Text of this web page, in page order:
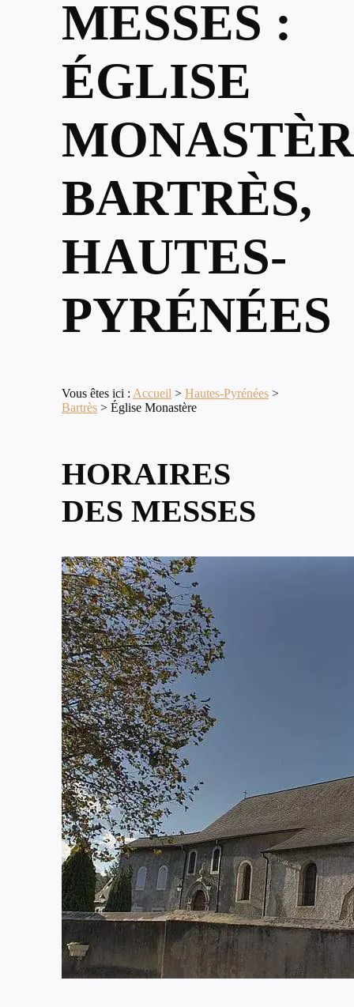
MESSES :
ÉGLISE
BARTRÈS,
HAUTES-
PYRÉNÉES
Vous êtes ici : Accueil > Hautes-Pyrénées >
Bartrès > Église Monastère
HORAIRES
DES MESSES